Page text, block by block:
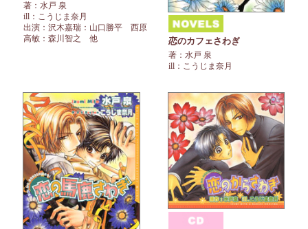
著：水戸 泉
ill：こうじま奈月
出演：沢木嘉瑞：山口勝平 西原
高敏：森川智之 他
恋のカフェさわぎ
著：水戸 泉
ill：こうじま奈月